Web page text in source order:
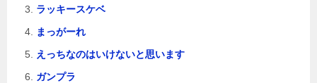
ラッキースケベ
まっがーれ
えっちなのはいけないと思います
ガンプラ